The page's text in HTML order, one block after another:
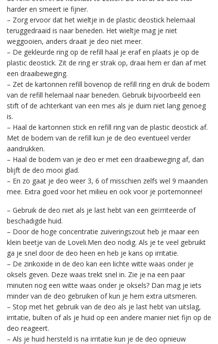
harder en smeert ie fijner.
– Zorg ervoor dat het wieltje in de plastic deostick helemaal
teruggedraaid is naar beneden. Het wieltje mag je niet
weggooien, anders draait je deo niet meer.
– De gekleurde ring op de refill haal je eraf en plaats je op de
plastic deostick. Zit de ring er strak op, draai hem er dan af met
een draaibeweging.
– Zet de kartonnen refill bovenop de refill ring en druk de bodem
van de refill helemaal naar beneden. Gebruik bijvoorbeeld een
stift of de achterkant van een mes als je duim niet lang genoeg
is.
– Haal de kartonnen stick en refill ring van de plastic deostick af.
Met de bodem van de refill kun je de deo eventueel verder
aandrukken.
– Haal de bodem van je deo er met een draaibeweging af, dan
blijft de deo mooi glad.
– En zo gaat je deo weer 3, 6 of misschien zelfs wel 9 maanden
mee. Extra goed voor het milieu en ook voor je portemonnee!
– Gebruik de deo niet als je last hebt van een geïrriteerde of
beschadigde huid.
– Door de hoge concentratie zuiveringszout heb je maar een
klein beetje van de Loveli.Men deo nodig. Als je te veel gebruikt
ga je snel door de deo heen en heb je kans op irritatie.
– De zinkoxide in de deo kan een lichte witte waas onder je
oksels geven. Deze waas trekt snel in. Zie je na een paar
minuten nog een witte waas onder je oksels? Dan mag je iets
minder van de deo gebruiken of kun je hem extra uitsmeren.
– Stop met het gebruik van de deo als je last hebt van uitslag,
irritatie, bulten of als je huid op een andere manier niet fijn op de
deo reageert.
– Als je huid hersteld is na irritatie kun je de deo opnieuw